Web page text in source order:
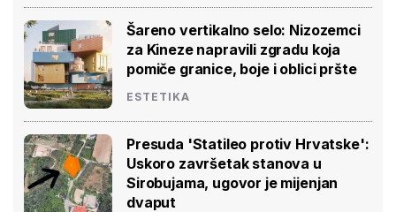
Šareno vertikalno selo: Nizozemci
za Kineze napravili zgradu koja
pomiče granice, boje i oblici pršte
ESTETIKA
Presuda 'Statileo protiv Hrvatske':
Uskoro završetak stanova u
Sirobujama, ugovor je mijenjan
dvaput